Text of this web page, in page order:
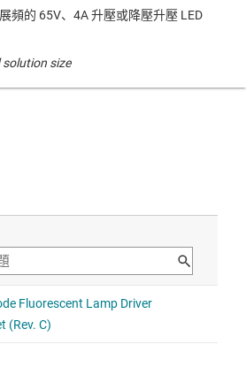
頻的 65V、4A 升壓或降壓升壓 LED
solution size